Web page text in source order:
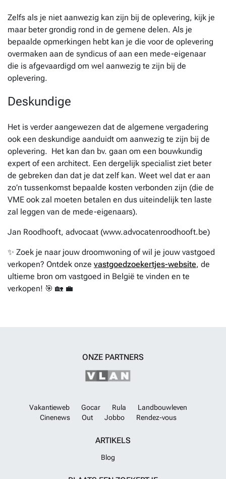
Zelfs als je niet aanwezig kan zijn bij de oplevering, kijk je
maar beter grondig rond in de gemene delen. Als je
bepaalde opmerkingen hebt kan je die voor de oplevering
overmaken aan de syndicus of aan een mede-eigenaar
die is afgevaardigd om wel aanwezig te zijn bij de
oplevering.
Deskundige
Het is verder aangewezen dat de algemene vergadering
ook een deskundige aanduidt om aanwezig te zijn bij de
oplevering. Het kan dan bv. gaan om een bouwkundig
expert of een architect. Een dergelijk specialist ziet beter
de gebreken dan dat je dat zelf kan. Weet wel dat er aan
zo’n tussenkomst bepaalde kosten verbonden zijn (die de
VME ook zal moeten betalen en dus uiteindelijk ten laste
zal leggen van de mede-eigenaars).
Jan Roodhooft, advocaat (www.advocatenroodhooft.be)
✨ Zoek je naar jouw droomwoning of wil je jouw vastgoed
verkopen? Ontdek onze vastgoedzoekertjes-website, de
ultieme bron om vastgoed in België te vinden en te
verkopen! 🎯 🏡 💼
ONZE PARTNERS
Vakantieweb Gocar Rula
Landbouwleven
Cinenews
Out Jobbo Rendez-vous
ARTIKELS
Blog